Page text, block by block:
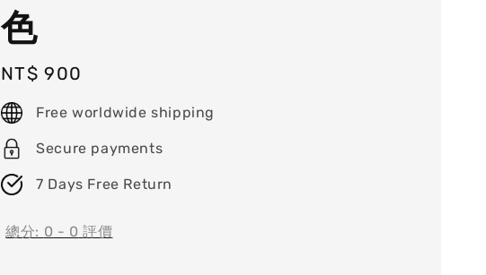
色
Regular
price
NT$ 900
Free worldwide shipping
Secure payments
7 Days Free Return
總分: 0 - 0 評價